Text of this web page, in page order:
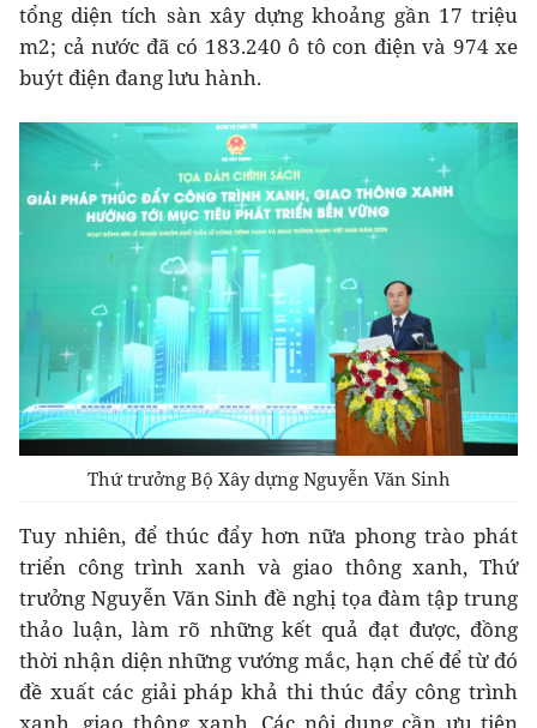
tổng diện tích sàn xây dựng khoảng gần 17 triệu
m2; cả nước đã có 183.240 ô tô con điện và 974 xe
buýt điện đang lưu hành.
Thứ trưởng Bộ Xây dựng Nguyễn Văn Sinh
Tuy nhiên, để thúc đẩy hơn nữa phong trào phát
triển công trình xanh và giao thông xanh, Thứ
trưởng Nguyễn Văn Sinh đề nghị tọa đàm tập trung
thảo luận, làm rõ những kết quả đạt được, đồng
thời nhận diện những vướng mắc, hạn chế để từ đó
đề xuất các giải pháp khả thi thúc đẩy công trình
xanh, giao thông xanh. Các nội dung cần ưu tiên